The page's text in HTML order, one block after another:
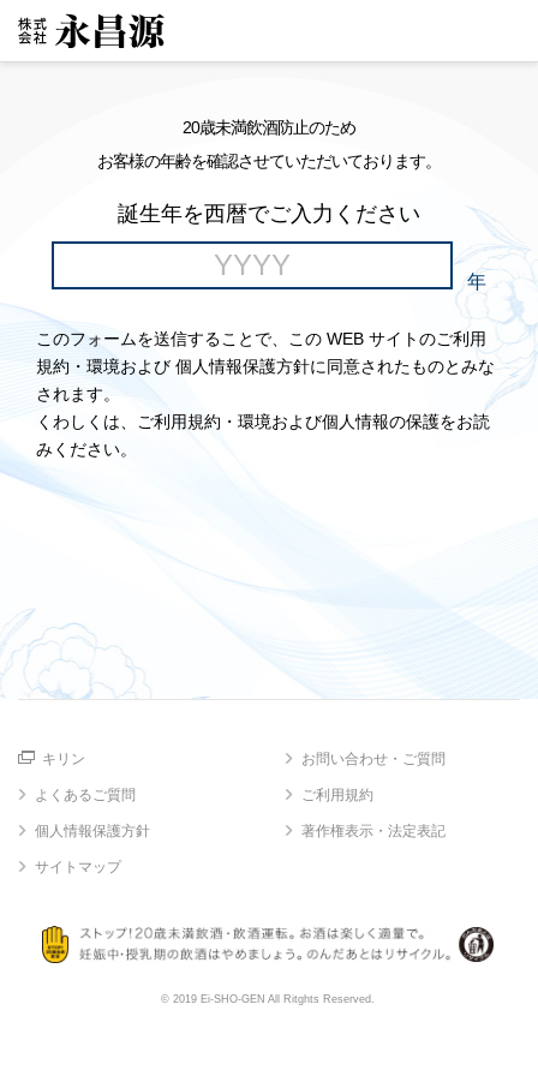
20歳未満飲酒防止のため
お客様の年齢を確認させていただいております。
誕生年を西暦でご入力ください
年
このフォームを送信することで、この WEB サイトのご利用
規約・環境および 個人情報保護方針に同意されたものとみな
されます。
くわしくは、ご利用規約・環境および個人情報の保護をお読
みください。
キリン お問い合わせ・ご質問
よくあるご質問 ご利用規約
個人情報保護方針 著作権表示・法定表記
サイトマップ
© 2019 Ei-SHO-GEN All Ritghts Reserved.